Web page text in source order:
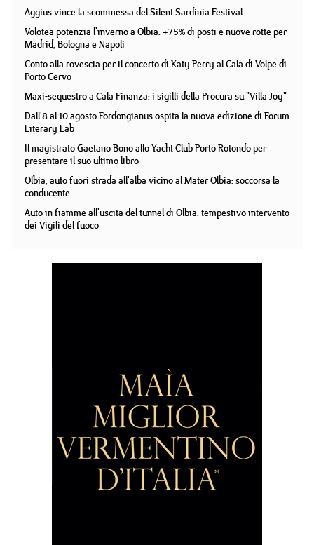
Aggius vince la scommessa del Silent Sardinia Festival
Volotea potenzia l'inverno a Olbia: +75% di posti e nuove rotte per
Madrid, Bologna e Napoli
Conto alla rovescia per il concerto di Katy Perry al Cala di Volpe di
Porto Cervo
Maxi-sequestro a Cala Finanza: i sigilli della Procura su "Villa Joy"
Dall'8 al 10 agosto Fordongianus ospita la nuova edizione di Forum
Literary Lab
Il magistrato Gaetano Bono allo Yacht Club Porto Rotondo per
presentare il suo ultimo libro
Olbia, auto fuori strada all'alba vicino al Mater Olbia: soccorsa la
conducente
Auto in fiamme all'uscita del tunnel di Olbia: tempestivo intervento
dei Vigili del fuoco